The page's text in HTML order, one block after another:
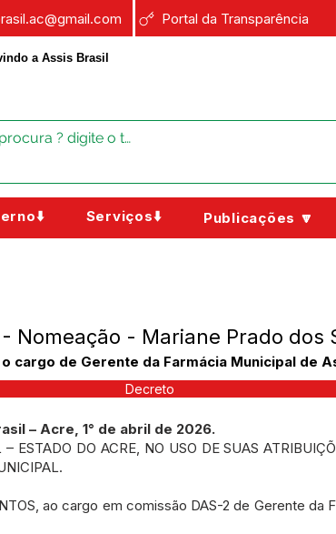
Portal da Transparência
a Assis Brasil
Serviços⬇️ Publicações 🔽
Nomeação - Mariane Prado dos
cargo de Gerente da Farmácia Municipal de
Decreto
– Acre, 1° de abril de 2026.
ESTADO DO ACRE, NO USO DE SUAS
ao cargo em comissão DAS-2 de Gerente da